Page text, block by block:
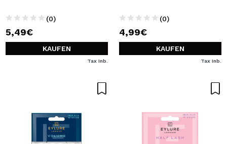
(0)
5,49€
KAUFEN
Tax Inb.
(0)
4,99€
KAUFEN
Tax Inb.